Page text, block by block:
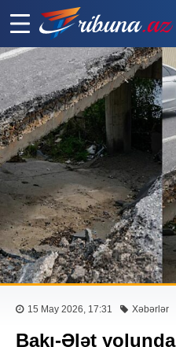
15 May 2026, 17:31 Xəbərlər
Bakı-Ələt